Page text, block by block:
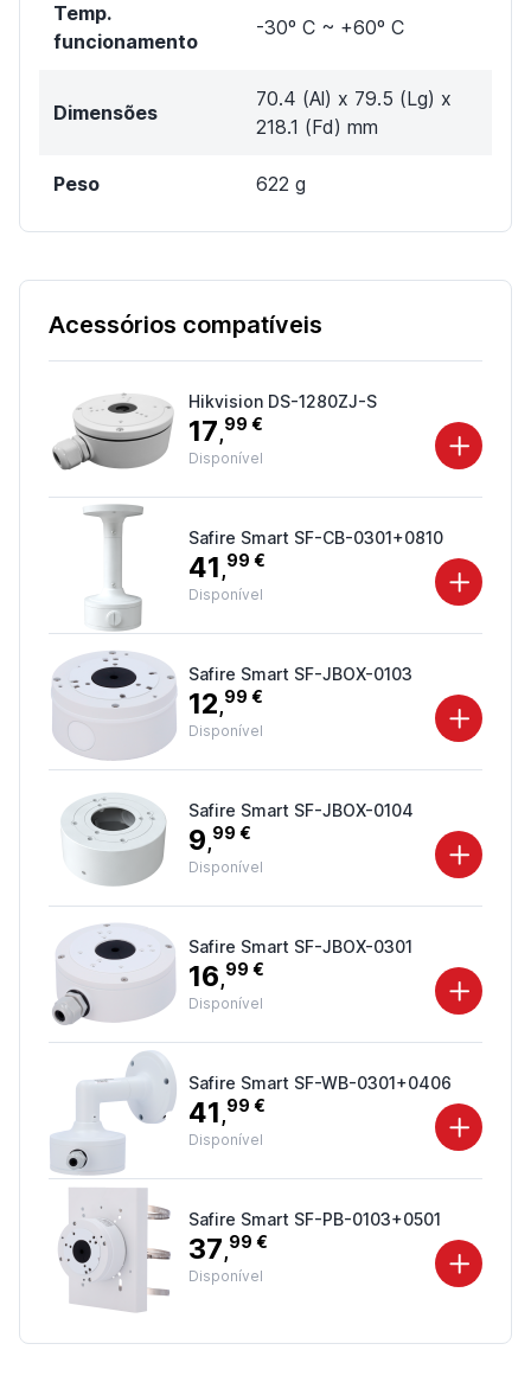
Temp.
funcionamento
-30º C ~ +60º C
Dimensões
70.4 (Al) x 79.5 (Lg) x
218.1 (Fd) mm
Peso 622 g
Acessórios compatíveis
Hikvision DS-1280ZJ-S
17,99 €
Disponível
Safire Smart SF-CB-0301+0810
41 ,99 €
Disponível
Safire Smart SF-JBOX-0103
12,99 €
Disponível
Safire Smart SF-JBOX-0104
9,99 €
Disponível
Safire Smart SF-JBOX-0301
16,99 €
Disponível
Safire Smart SF-WB-0301+0406
41 ,99 €
Disponível
Safire Smart SF-PB-0103+0501
37,99 €
Disponível